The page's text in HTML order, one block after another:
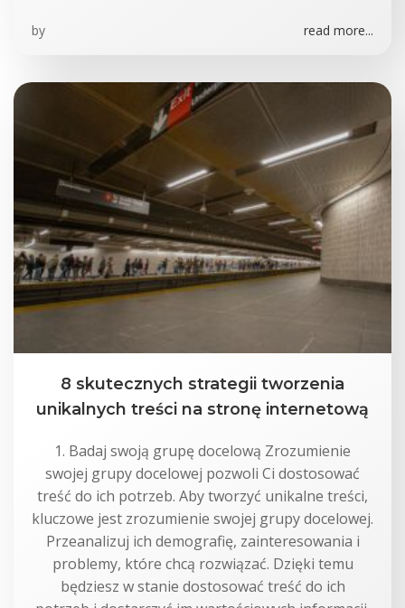
by read more...
8 skutecznych strategii tworzenia
unikalnych treści na stronę internetową
1. Badaj swoją grupę docelową Zrozumienie
swojej grupy docelowej pozwoli Ci dostosować
treść do ich potrzeb. Aby tworzyć unikalne treści,
kluczowe jest zrozumienie swojej grupy docelowej.
Przeanalizuj ich demografię, zainteresowania i
problemy, które chcą rozwiązać. Dzięki temu
będziesz w stanie dostosować treść do ich